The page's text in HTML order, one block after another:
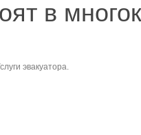
в
эвакуатора.